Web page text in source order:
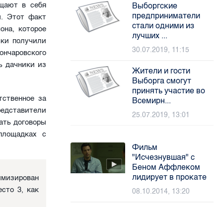
в себя
Этот факт
которое
получили
дачники из
за
договоры
с
3, как
Выборгские
предприниматели
стали одними из
лучших ...
30.07.2019, 11:15
Жители и гости
Выборга смогут
принять участие во
Всемирн...
25.07.2019, 13:01
Фильм
"Исчезнувшая" с
Беном Аффлеком
лидирует в прокате
08.10.2014, 13:20